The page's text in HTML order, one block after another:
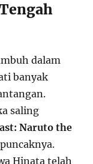
dalam
banyak
saling
Naruto the
Hinata telah